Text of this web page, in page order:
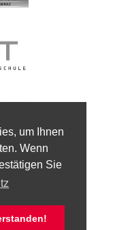
um Ihnen
Wenn
Sie